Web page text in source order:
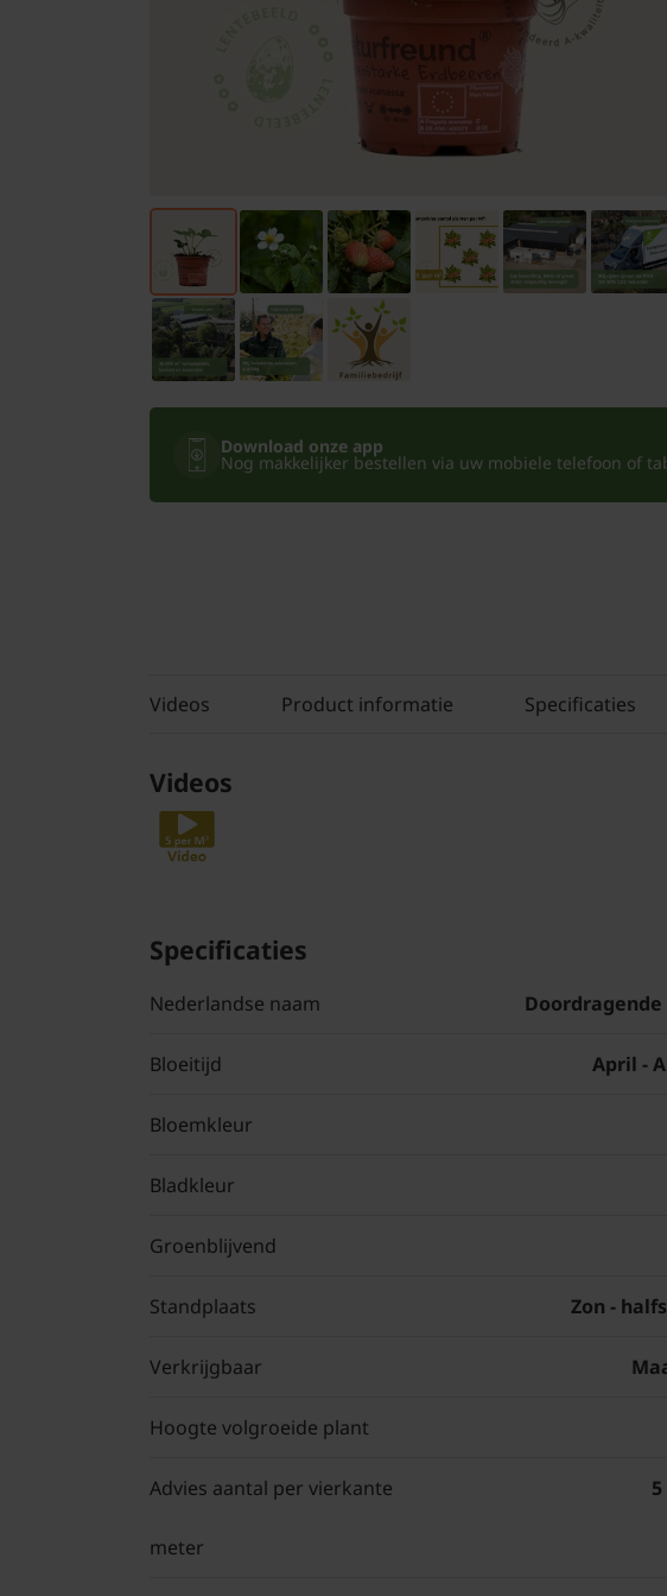
Kamerplanten
Bloempotten
Download onze app
Nog makkelijker bestellen via uw mobiele telefoon of
Videos Product informatie Specificaties
Videos
Specificaties
Nederlandse naam
Bloeitijd April -
Bloemkleur
Bladkleur
Groenblijvend
Standplaats Zon -
Verkrijgbaar
Hoogte volgroeide plant
Advies aantal per vierkante
meter